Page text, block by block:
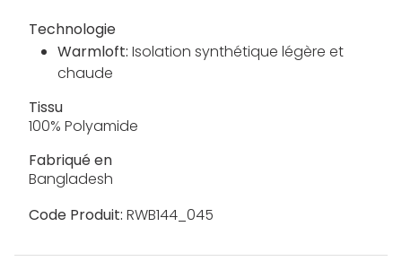
Technologie
Warmloft: Isolation synthétique légère et
chaude
Tissu
100% Polyamide
Fabriqué en
Bangladesh
Code Produit: RWB144_045